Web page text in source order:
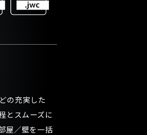
の充実した
とスムーズに
屋／壁を一括